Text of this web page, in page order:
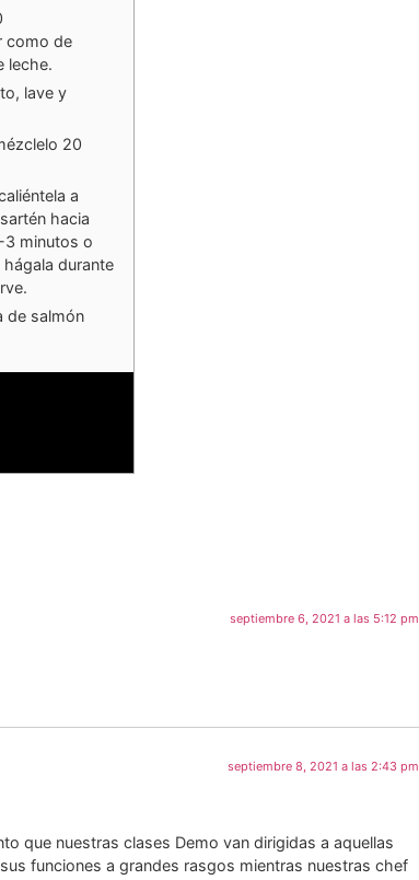
como de
leche.
lave y
20
a
hacia
3 minutos o
durante
de salmón
septiembre 6, 2021 a las 5:12 pm
septiembre 8, 2021 a las 2:43 pm
que nuestras clases Demo van dirigidas a aquellas
funciones a grandes rasgos mientras nuestras chef